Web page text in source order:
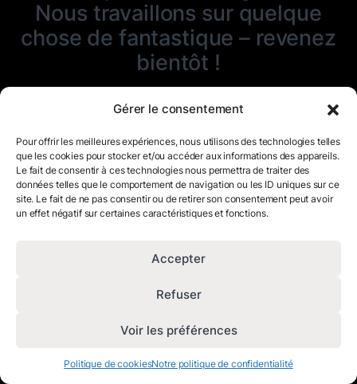
Gérer le consentement
Pour offrir les meilleures expériences, nous utilisons des technologies telles
que les cookies pour stocker et/ou accéder aux informations des appareils.
Le fait de consentir à ces technologies nous permettra de traiter des
données telles que le comportement de navigation ou les ID uniques sur ce
site. Le fait de ne pas consentir ou de retirer son consentement peut avoir
un effet négatif sur certaines caractéristiques et fonctions.
Accepter
Refuser
Voir les préférences
Politique de cookiesNotre politique de confidentialité
Nous travaillons sur quelque
chose de fantastique – revenez
bientôt !